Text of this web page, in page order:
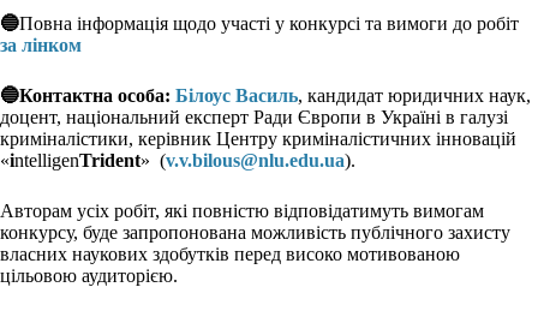
🔵Повна інформація щодо участі у конкурсі та вимоги до робіт
за лінком
🔵Контактна особа: Білоус Василь, кандидат юридичних наук,
доцент, національний експерт Ради Європи в Україні в галузі
криміналістики, керівник Центру криміналістичних інновацій
«intelligenTrident» (v.v.bilous@nlu.edu.ua).
Авторам усіх робіт, які повністю відповідатимуть вимогам
конкурсу, буде запропонована можливість публічного захисту
власних наукових здобутків перед високо мотивованою
цільовою аудиторією.